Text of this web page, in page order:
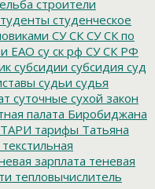
строители
студенческое
СУ СК СУ СК по
ЕАО су ск рф СУ СК РФ
субсидии субсидия суд
судьи судья
суточные сухой закон
палата Биробиджана
ТАРИ тарифы Татьяна
текстильная
зарплата теневая
тепловычислитель